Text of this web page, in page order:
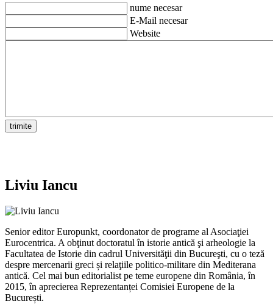
nume necesar
E-Mail necesar
Website
Liviu Iancu
Senior editor Europunkt, coordonator de programe al Asociaţiei
Eurocentrica. A obţinut doctoratul în istorie antică şi arheologie la
Facultatea de Istorie din cadrul Universităţii din Bucureşti, cu o teză
despre mercenarii greci și relaţiile politico-militare din Mediterana
antică. Cel mai bun editorialist pe teme europene din România, în
2015, în aprecierea Reprezentanței Comisiei Europene de la
București.